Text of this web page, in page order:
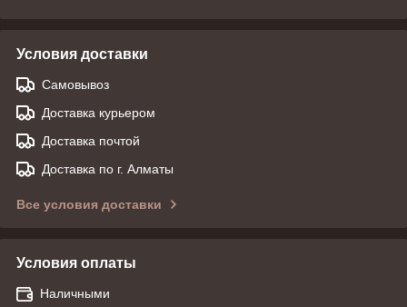
Условия доставки
Самовывоз
Доставка курьером
Доставка почтой
Доставка по г. Алматы
Все условия доставки
Условия оплаты
Наличными